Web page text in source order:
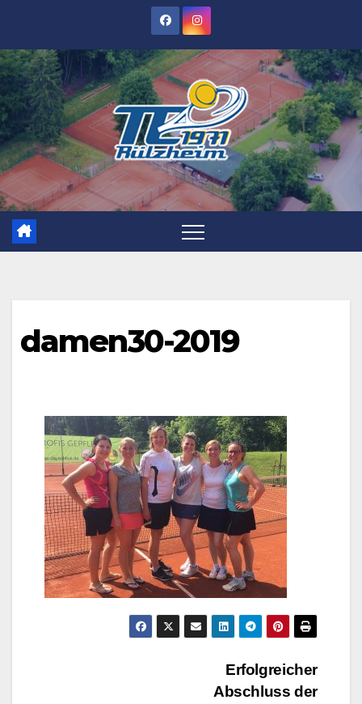
springen
damen30-2019
Beitragsnavigation
Erfolgreicher
Abschluss der